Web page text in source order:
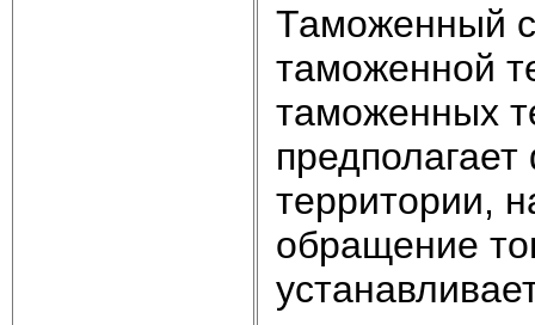
Таможенный
таможенной
таможенных
территории,
обращение